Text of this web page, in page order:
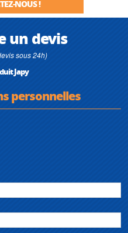
NOUS !
un devis
sous 24h)
Japy
personnelles